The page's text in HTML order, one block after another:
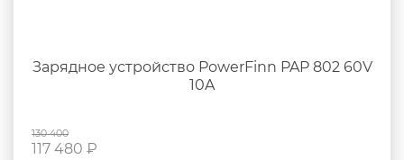
Зарядное устройство PowerFinn PAP 802 60V
10A
130 400
117 480 ₽